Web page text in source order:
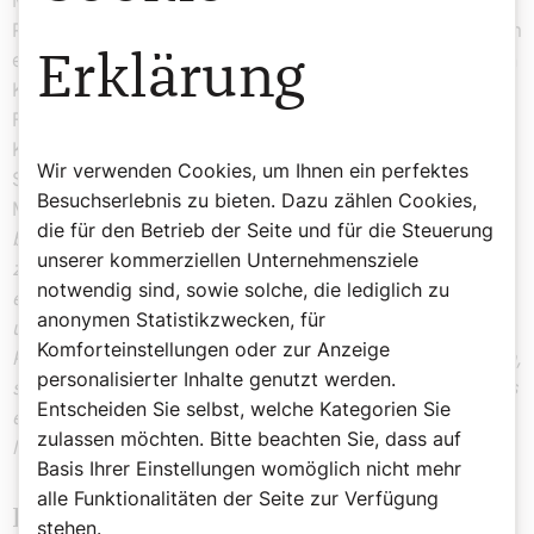
Redemptoristen propagierten Volksmissionen waren ihm
ein Gräuel. Milde vertrat einen vollkommen staatstreuen
Kurs. So brachte er 1848 kein Verständnis für die
Forderungen des jüngeren Klerus nach Befreiung der
Kirche aus den „goldenen Fesseln des
Staatskirchentums“ auf. Entsprechend erließ er am 17.
März folgende Anordnung:„Die Priester sind nicht dazu
bestimmt, die irdischen Angelegenheiten der Menschen
zu beraten oder zu regieren, sondern das innere, das
ewige Heil der Seele zu fördern. Deswegen wünschen
und hoffen Seine fürsterzbischöfliche Gnaden, dass alle
Priester sich in politische Angelegenheiten nicht mischen,
sondern sich darauf beschränken, zu Gott zu beten, dass
er alles zum wahren zeitlichen und ewigen Wohle der
Menschen leiten möge“.
Freiheit für die Kirche gefordert
Erklärung
Wir verwenden Cookies, um Ihnen ein perfektes
Besuchserlebnis zu bieten. Dazu zählen Cookies,
die für den Betrieb der Seite und für die Steuerung
unserer kommerziellen Unternehmensziele
notwendig sind, sowie solche, die lediglich zu
anonymen Statistikzwecken, für
Komforteinstellungen oder zur Anzeige
personalisierter Inhalte genutzt werden.
Entscheiden Sie selbst, welche Kategorien Sie
zulassen möchten. Bitte beachten Sie, dass auf
Basis Ihrer Einstellungen womöglich nicht mehr
alle Funktionalitäten der Seite zur Verfügung
stehen.